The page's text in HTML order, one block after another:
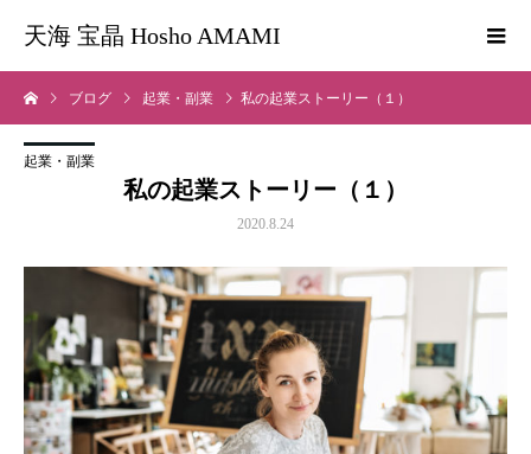
天海 宝晶 Hosho AMAMI
ブログ 起業・副業 私の起業ストーリー（１）
起業・副業
私の起業ストーリー（１）
2020.8.24